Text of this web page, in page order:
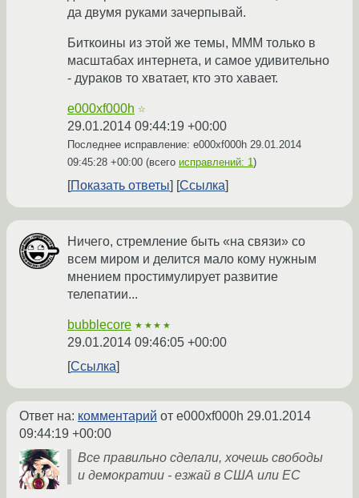
да двумя руками зачерпывай.
Биткоины из этой же темы, МММ только в
масштабах интернета, и самое удивительно
- дураков то хватает, кто это хавает.
e000xf000h ☆
29.01.2014 09:44:19 +00:00
Последнее исправление: e000xf000h 29.01.2014
09:45:28 +00:00 (всего исправлений: 1)
Показать ответы Ссылка
Ничего, стремление быть «на связи» со
всем миром и делится мало кому нужным
мнением простимулирует развитие
телепатии...
bubblecore ★★★★
29.01.2014 09:46:05 +00:00
Ссылка
Ответ на: комментарий от e000xf000h 29.01.2014
09:44:19 +00:00
Все правильно сделали, хочешь свободы
и демократии - езжай в США или ЕС